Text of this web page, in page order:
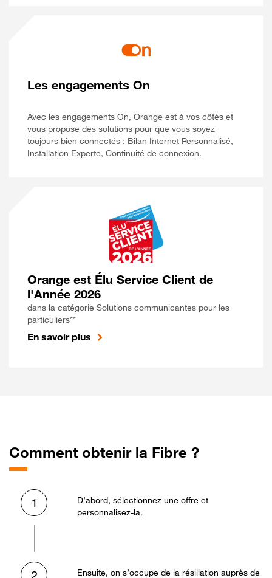
Les engagements On
Avec les engagements On, Orange est à vos côtés et
vous propose des solutions pour que vous soyez
toujours bien connectés : Bilan Internet Personnalisé,
Installation Experte, Continuité de connexion.
Orange est Élu Service Client de
l'Année 2026
dans la catégorie Solutions communicantes pour les
particuliers**
En savoir plus
Comment obtenir la Fibre ?
1
D’abord, sélectionnez une offre et
personnalisez-la.
Ensuite, on s’occupe de la résiliation auprès de